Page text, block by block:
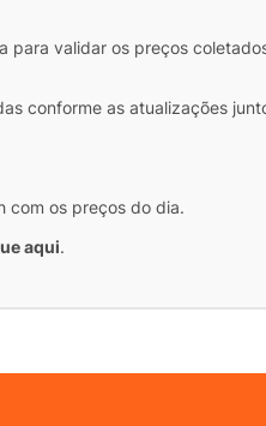
para validar os preços
conforme as atualizações
com os preços do dia.
aqui.